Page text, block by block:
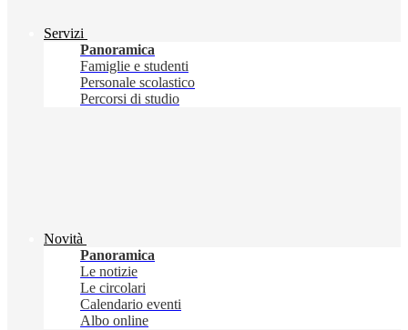
Servizi
Panoramica
Famiglie e studenti
Personale scolastico
Percorsi di studio
Novità
Panoramica
Le notizie
Le circolari
Calendario eventi
Albo online